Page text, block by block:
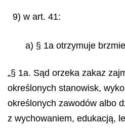
9) w art. 41:
a) § 1a otrzymuje
„§ 1a. Sąd orzeka zakaz
określonych stanowisk,
określonych zawodów albo
z wychowaniem, edukacją,